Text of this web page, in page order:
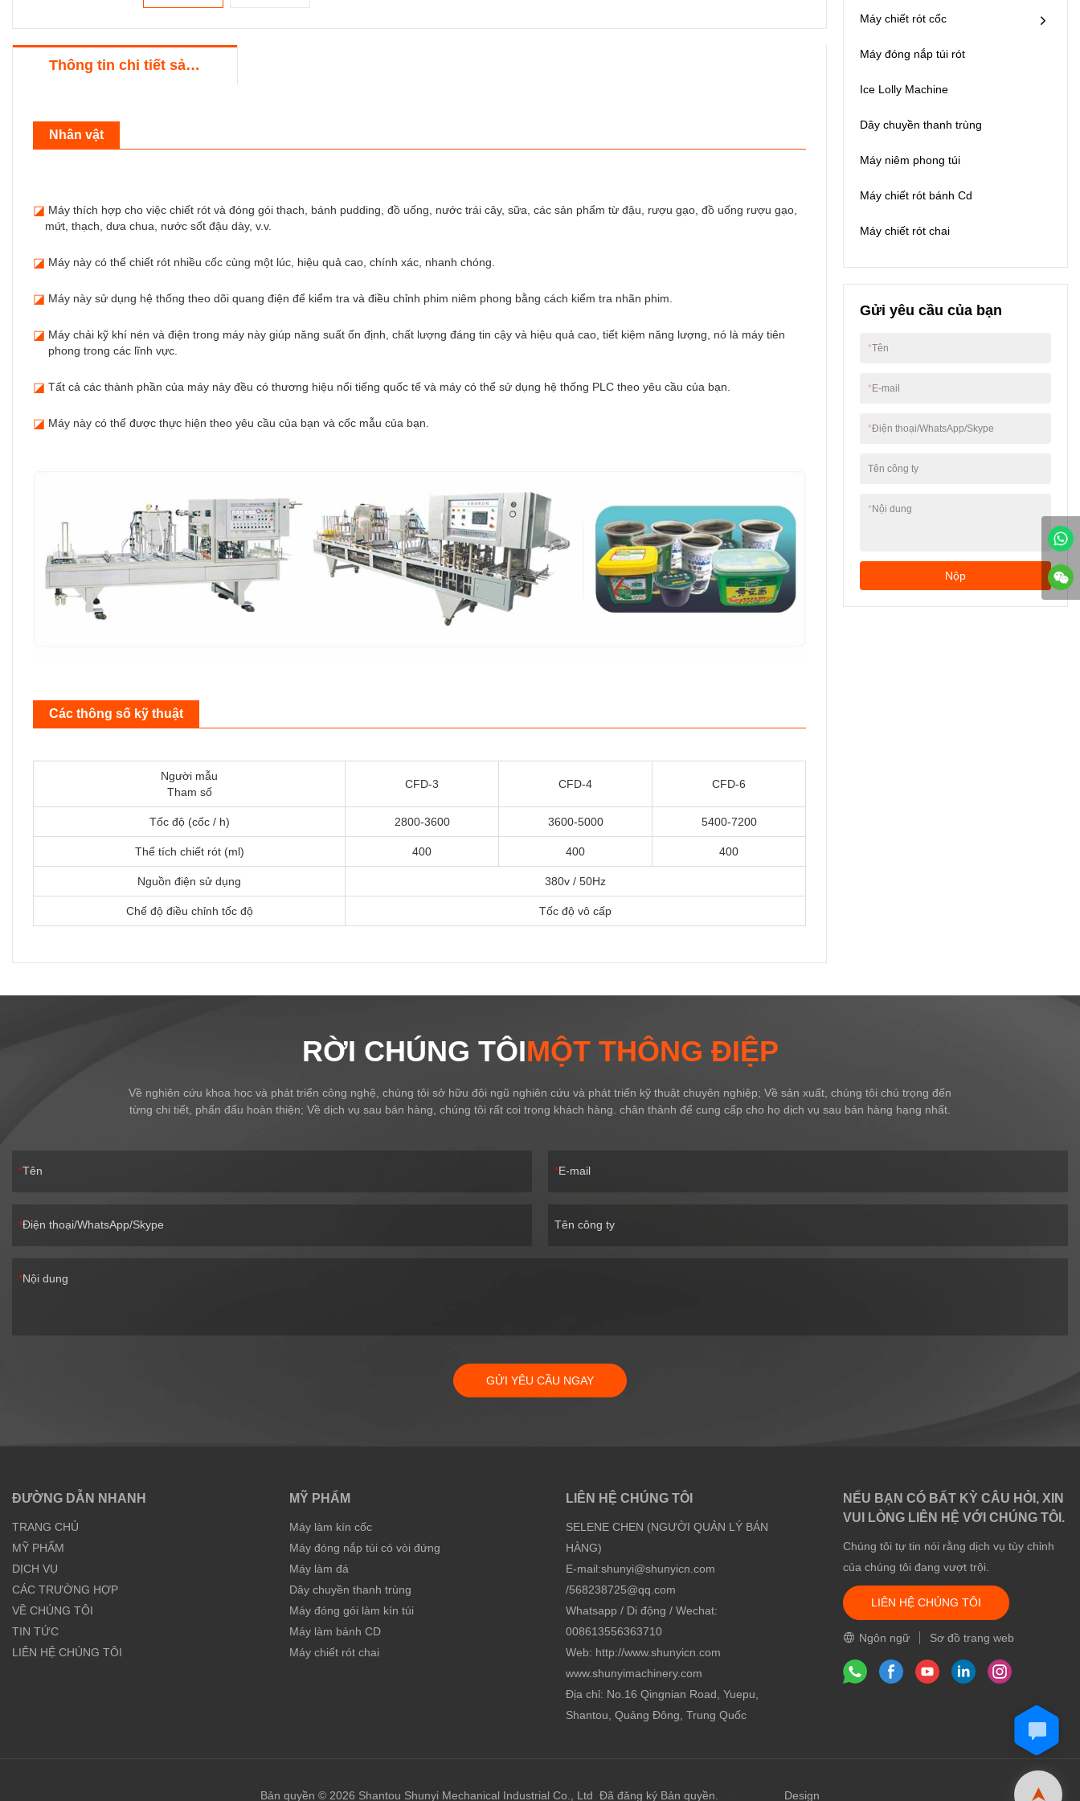
Thông tin chi tiết sản phẩm
Nhân vật
◪ Máy thích hợp cho việc chiết rót và đóng gói thạch, bánh pudding, đồ uống, nước trái cây, sữa, các sản phẩm từ đậu, rượu gạo, đồ uống rượu gạo,
mứt, thạch, dưa chua, nước sốt đậu dày, v.v.
◪ Máy này có thể chiết rót nhiều cốc cùng một lúc, hiệu quả cao, chính xác, nhanh chóng.
◪ Máy này sử dụng hệ thống theo dõi quang điện để kiểm tra và điều chỉnh phim niêm phong bằng cách kiểm tra nhãn phim.
◪ Máy chải kỹ khí nén và điện trong máy này giúp năng suất ổn định, chất lượng đáng tin cậy và hiệu quả cao, tiết kiệm năng lượng, nó là máy tiên
phong trong các lĩnh vực.
◪ Tất cả các thành phần của máy này đều có thương hiệu nổi tiếng quốc tế và máy có thể sử dụng hệ thống PLC theo yêu cầu của bạn.
◪ Máy này có thể được thực hiện theo yêu cầu của bạn và cốc mẫu của bạn.
Các thông số kỹ thuật
Người mẫu
Tham số
CFD-3 CFD-4 CFD-6
Tốc độ (cốc / h) 2800-3600 3600-5000 5400-7200
Thể tích chiết rót (ml) 400 400 400
Nguồn điện sử dụng 380v / 50Hz
Chế độ điều chỉnh tốc độ Tốc độ vô cấp
hoàn toàn tự động.3.
máy.4. Thiết bị sửa đổi
được lắp đặt trong máy
cực của màng niêm
chẽ, và chất lượng
độ khác nhau cho bạn
cho ăn2 servo tự động
lượng bằng màn hình
miệng tự động
bảo vệ
Máy chiết rót cốc
Máy đóng nắp túi rót
Ice Lolly Machine
Dây chuyền thanh trùng
Máy niêm phong túi
Máy chiết rót bánh Cd
Máy chiết rót chai
Gửi yêu cầu của bạn
*Tên
*E-mail
*Điện thoại/WhatsApp/Skype
Tên công ty
*Nội dung
Nộp
RỜI CHÚNG TÔIMỘT THÔNG ĐIỆP
Về nghiên cứu khoa học và phát triển công nghệ, chúng tôi sở hữu đội ngũ nghiên cứu và phát triển kỹ thuật chuyên nghiệp; Về sản xuất, chúng tôi chú trọng đến
từng chi tiết, phấn đấu hoàn thiện; Về dịch vụ sau bán hàng, chúng tôi rất coi trọng khách hàng. chân thành để cung cấp cho họ dịch vụ sau bán hàng hạng nhất.
Tên E-mail
Điện thoại/WhatsApp/Skype Tên công ty
Nội dung
GỬI YÊU CẦU NGAY
ĐƯỜNG DẪN NHANH
TRANG CHỦ
MỸ PHẨM
DỊCH VỤ
CÁC TRƯỜNG HỢP
VỀ CHÚNG TÔI
TIN TỨC
LIÊN HỆ CHÚNG TÔI
MỸ PHẨM
Máy làm kín cốc
Máy đóng nắp túi có vòi đứng
Máy làm đá
Dây chuyền thanh trùng
Máy đóng gói làm kín túi
Máy làm bánh CD
Máy chiết rót chai
LIÊN HỆ CHÚNG TÔI
SELENE CHEN (NGƯỜI QUẢN LÝ BÁN
HÀNG)
E-mail:shunyi@shunyicn.com
/568238725@qq.com
Whatsapp / Di động / Wechat:
008613556363710
Web: http://www.shunyicn.com
www.shunyimachinery.com
Địa chỉ: No.16 Qingnian Road, Yuepu,
Shantou, Quảng Đông, Trung Quốc
NẾU BẠN CÓ BẤT KỲ CÂU HỎI, XIN
VUI LÒNG LIÊN HỆ VỚI CHÚNG TÔI.
Chúng tôi tự tin nói rằng dịch vụ tùy chỉnh
của chúng tôi đang vượt trội.
LIÊN HỆ CHÚNG TÔI
Ngôn ngữ Sơ đồ trang web
Bản quyền © 2026 Shantou Shunyi Mechanical Industrial Co., Ltd Đã đăng ký Bản quyền.
Design